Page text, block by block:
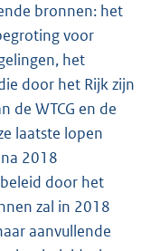
bronnen: het
voor
het
door het Rijk zijn
de WTCG en de
laatste lopen
2018
door het
zal in 2018
aanvullende